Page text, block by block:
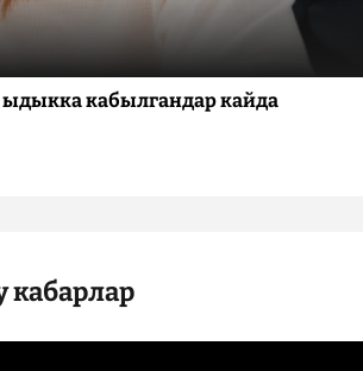
кабылгандар кайда
кабарлар